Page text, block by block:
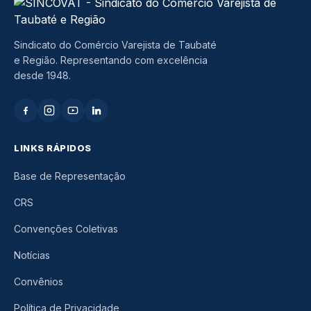
Sindicato do Comércio Varejista de Taubaté
e Região. Representando com excelência
desde 1948.
LINKS RÁPIDOS
Base de Representação
CRS
Convenções Coletivas
Notícias
Convênios
Política de Privacidade